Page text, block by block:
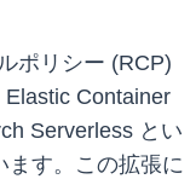
ポリシー (RCP)
Container
Serverless とい
ます。この拡張に